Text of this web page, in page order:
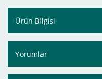
Ürün Bilgisi
Yorumlar